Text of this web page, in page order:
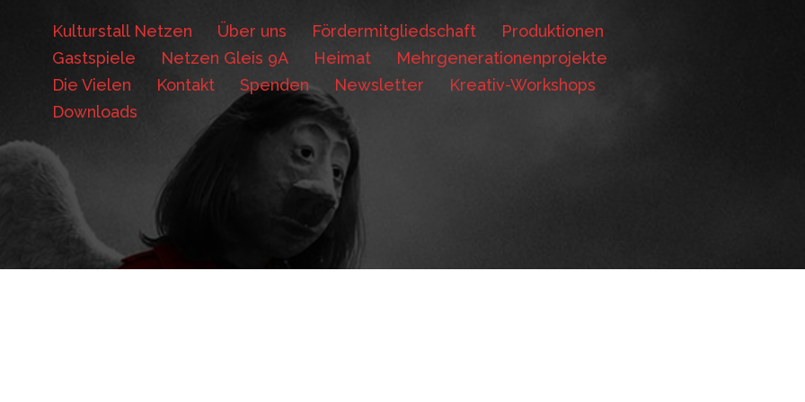
Kulturstall Netzen Über uns Fördermitgliedschaft
Produktionen
Gastspiele
Netzen Gleis 9A Heimat
Mehrgenerationenprojekte
Die Vielen
Kontakt Spenden Newsletter
Kreativ-Workshops
Downloads